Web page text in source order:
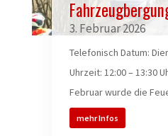
3. Februar 2026
Telefonisch Datum:
Uhrzeit: 12:00 – 13:30
Februar wurde die
mehr Infos